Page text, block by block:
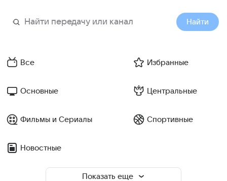
Найти
Все Избранные
Основные Центральные
Фильмы и Сериалы Спортивные
Новостные
Показать еще